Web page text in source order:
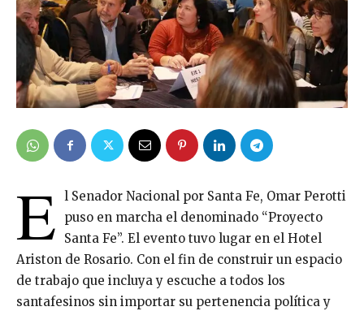
E l Senador Nacional por Santa Fe, Omar Perotti
puso en marcha el denominado “Proyecto
Santa Fe”. El evento tuvo lugar en el Hotel
Ariston de Rosario. Con el fin de construir un espacio
de trabajo que incluya y escuche a todos los
santafesinos sin importar su pertenencia política y